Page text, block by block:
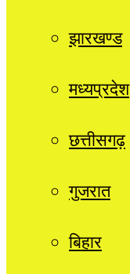
झारखण्ड
मध्यप्रदेश
छत्तीसगढ़
गुजरात
बिहार